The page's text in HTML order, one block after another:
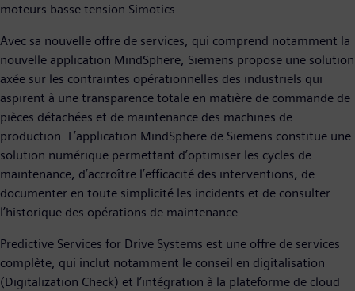
moteurs basse tension Simotics.
Avec sa nouvelle offre de services, qui comprend notamment la
nouvelle application MindSphere, Siemens propose une solution
axée sur les contraintes opérationnelles des industriels qui
aspirent à une transparence totale en matière de commande de
pièces détachées et de maintenance des machines de
production. L’application MindSphere de Siemens constitue une
solution numérique permettant d’optimiser les cycles de
maintenance, d’accroître l’efficacité des interventions, de
documenter en toute simplicité les incidents et de consulter
l’historique des opérations de maintenance.
Predictive Services for Drive Systems est une offre de services
complète, qui inclut notamment le conseil en digitalisation
(Digitalization Check) et l’intégration à la plateforme de cloud